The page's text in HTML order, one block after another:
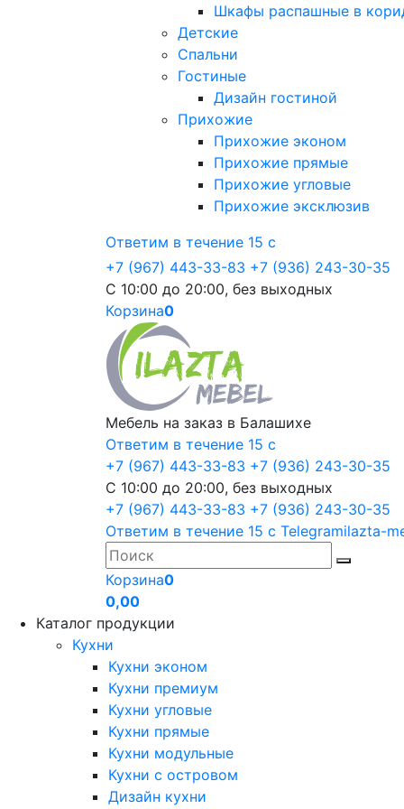
Шкафы распашные в
Детские
Спальни
Гостиные
Дизайн гостиной
Прихожие
Прихожие эконом
Прихожие прямые
Прихожие угловые
Прихожие эксклюзив
Ответим в течение 15 с
+7 (967) 443-33-83 +7 (936) 243-30-35
С 10:00 до 20:00, без выходных
Корзина0
Мебель на заказ в Балашихе
Ответим в течение 15 с
+7 (967) 443-33-83 +7 (936) 243-30-35
С 10:00 до 20:00, без выходных
+7 (967) 443-33-83 +7 (936) 243-30-35
Ответим в течение 15 с Telegramilazta-
Корзина0
0,00
Каталог продукции
Кухни
Кухни эконом
Кухни премиум
Кухни угловые
Кухни прямые
Кухни модульные
Кухни с островом
Дизайн кухни